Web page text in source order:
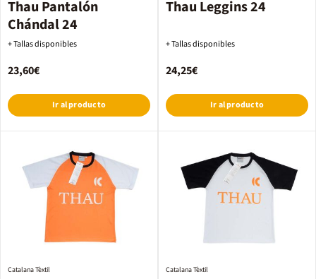
Thau Pantalón
Chándal 24
+ Tallas disponibles
23,60€
Ir al producto
Thau Leggins 24
+ Tallas disponibles
24,25€
Ir al producto
Catalana Tèxtil Catalana Tèxtil